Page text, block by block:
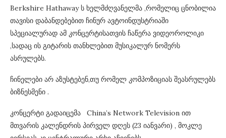
Berkshire Hathaway ს ხელმძღვანელმა ,რომელიც ცნობილია
თავისი დაბანდებებით ჩინურ ავტოინდუსტრიაში
სპეციალურად ამ კონცერტისათვის ჩაწერა ვიდეოროლიკი
,სადაც ის გიტარის თანხლებით მუსიკალურ ნომერს
ასრულებს.
ჩინელები არ აზუსტებენ,თუ რომელ კომპოზიციას შეასრულებს
ბიზნესმენი .
კონცერტი გადაიცემა China’s Network Television ით
მთვარის კალენდრის პირველ დღეს (23 იანვარი) , მოკლე